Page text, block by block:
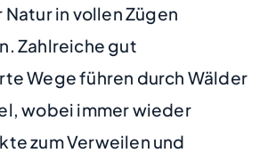
in vollen Zügen
Zahlreiche gut
Wege führen durch Wälder
wobei immer wieder
zum Verweilen und